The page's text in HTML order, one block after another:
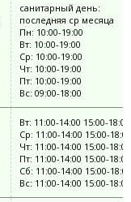
санитарный день:
последняя ср месяца
Пн: 10:00-19:00
Вт: 10:00-19:00
Ср: 10:00-19:00
Чт: 10:00-19:00
Пт: 10:00-19:00
Вс: 09:00-18:00
Вт: 11:00-14:00 15:00-18:00
Ср: 11:00-14:00 15:00-18:00
Чт: 11:00-14:00 15:00-18:00
Пт: 11:00-14:00 15:00-18:00
Сб: 11:00-14:00 15:00-18:00
Вс: 11:00-14:00 15:00-18:00